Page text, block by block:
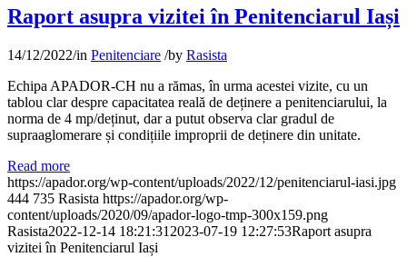
Raport asupra vizitei în Penitenciarul Iași
14/12/2022/in Penitenciare /by Rasista
Echipa APADOR-CH nu a rămas, în urma acestei vizite, cu un
tablou clar despre capacitatea reală de deținere a penitenciarului, la
norma de 4 mp/deținut, dar a putut observa clar gradul de
supraaglomerare și condițiile improprii de deținere din unitate.
Read more
https://apador.org/wp-content/uploads/2022/12/penitenciarul-iasi.jpg
444 735 Rasista https://apador.org/wp-
content/uploads/2020/09/apador-logo-tmp-300x159.png
Rasista2022-12-14 18:21:31 2023-07-19 12:27:53Raport asupra
vizitei în Penitenciarul Iași